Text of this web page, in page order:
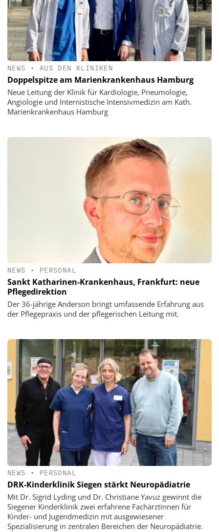
NEWS • AUS DEN KLINIKEN
Doppelspitze am Marienkrankenhaus Hamburg
Neue Leitung der Klinik für Kardiologie, Pneumologie,
Angiologie und Internistische Intensivmedizin am Kath.
Marienkrankenhaus Hamburg
NEWS • PERSONAL
Sankt Katharinen-Krankenhaus, Frankfurt: neue
Pflegedirektion
Der 36-jährige Anderson bringt umfassende Erfahrung aus
der Pflegepraxis und der pflegerischen Leitung mit.
NEWS • PERSONAL
DRK-Kinderklinik Siegen stärkt Neuropädiatrie
Mit Dr. Sigrid Lyding und Dr. Christiane Yavuz gewinnt die
Siegener Kinderklinik zwei erfahrene Fachärztinnen für
Kinder- und Jugendmedizin mit ausgewiesener
Spezialisierung in zentralen Bereichen der Neuropädiatrie.